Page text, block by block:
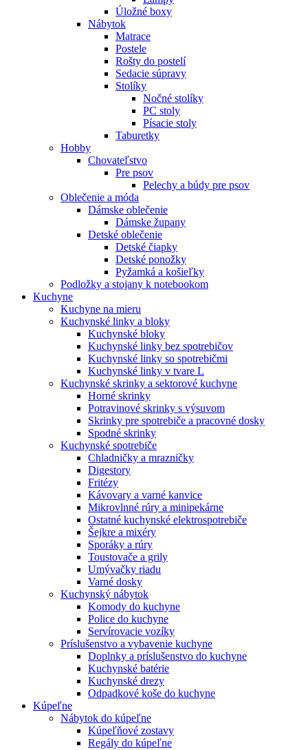
Úložné boxy
Nábytok
Matrace
Postele
Rošty do postelí
Sedacie súpravy
Stolíky
Nočné stolíky
PC stoly
Písacie stoly
Taburetky
Hobby
Chovateľstvo
Pre psov
Pelechy a búdy pre psov
Oblečenie a móda
Dámske oblečenie
Dámske župany
Detské oblečenie
Detské čiapky
Detské ponožky
Pyžamká a košieľky
Podložky a stojany k notebookom
Kuchyne
Kuchyne na mieru
Kuchynské linky a bloky
Kuchynské bloky
Kuchynské linky bez spotrebičov
Kuchynské linky so spotrebičmi
Kuchynské linky v tvare L
Kuchynské skrinky a sektorové kuchyne
Horné skrinky
Potravinové skrinky s výsuvom
Skrinky pre spotrebiče a pracovné dosky
Spodné skrinky
Kuchynské spotrebiče
Chladničky a mrazničky
Digestory
Fritézy
Kávovary a varné kanvice
Mikrovlnné rúry a minipekárne
Ostatné kuchynské elektrospotrebiče
Šejkre a mixéry
Sporáky a rúry
Toustovače a grily
Umývačky riadu
Varné dosky
Kuchynský nábytok
Komody do kuchyne
Police do kuchyne
Servírovacie vozíky
Príslušenstvo a vybavenie kuchyne
Doplnky a príslušenstvo do kuchyne
Kuchynské batérie
Kuchynské drezy
Odpadkové koše do kuchyne
Kúpeľne
Nábytok do kúpeľne
Kúpeľňové zostavy
Regály do kúpeľne